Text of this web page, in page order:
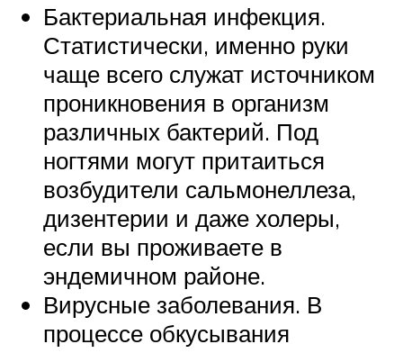
Бактериальная инфекция.
Статистически, именно руки
чаще всего служат источником
проникновения в организм
различных бактерий. Под
ногтями могут притаиться
возбудители сальмонеллеза,
дизентерии и даже холеры,
если вы проживаете в
эндемичном районе.
Вирусные заболевания. В
процессе обкусывания